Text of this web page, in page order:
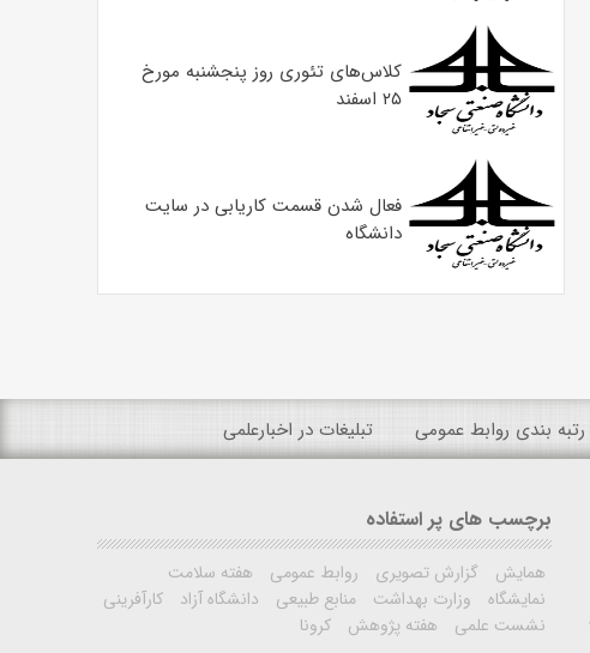
کلاس‌های تئوری روز پنجشنبه مورخ
۲۵ اسفند
فعال شدن قسمت کاریابی در سایت
دانشگاه
رتبه بندی روابط عمومی تبلیغات در اخبارعلمی
برچسب های پر استفاده
همایش گزارش تصویری روابط عمومی
هفته سلامت
نمایشگاه
وزارت بهداشت منابع طبیعی دانشگاه آزاد
کارآفرینی
نشست علمی
هفته پژوهش کرونا